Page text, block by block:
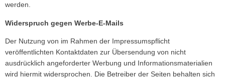
werden.
Widerspruch gegen Werbe-E-Mails
Der Nutzung von im Rahmen der Impressumspflicht
veröffentlichten Kontaktdaten zur Übersendung von nicht
ausdrücklich angeforderter Werbung und Informationsmaterialien
wird hiermit widersprochen. Die Betreiber der Seiten behalten sich